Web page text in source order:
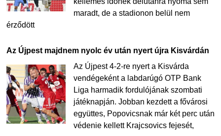
maradt, de a stadionon belül nem
érződött
Az Újpest majdnem nyolc év után nyert újra Kisvárdán
Az Újpest 4-2-re nyert a Kisvárda
vendégeként a labdarúgó OTP Bank
Liga harmadik fordulójának szombati
játéknapján. Jobban kezdett a fővárosi
együttes, Popovicsnak már két perc után
védenie kellett Krajcsovics fejesét,